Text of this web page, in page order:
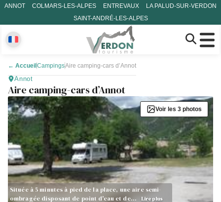
ANNOT COLMARS-LES-ALPES ENTREVAUX
LA PALUD-SUR-VERDON
SAINT-ANDRÉ-LES-ALPES
← Accueil CampingsAire camping-cars d’Annot
Annot
Aire camping-cars d’Annot
Située à 5 minutes à pied de la place, une aire semi-
ombragée disposant de point d'eau et de…
Lire plus
Voir les 3 photos